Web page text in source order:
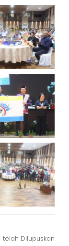
telah Dilupuskan